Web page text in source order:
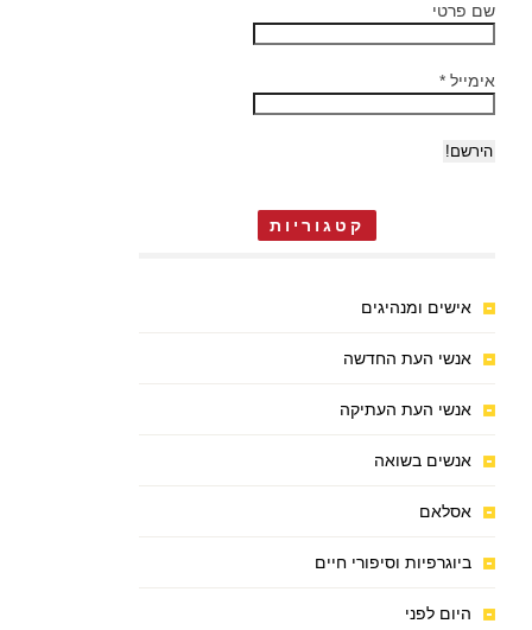
שם פרטי
אימייל *
קטגוריות
אישים ומנהיגים
אנשי העת החדשה
אנשי העת העתיקה
אנשים בשואה
אסלאם
ביוגרפיות וסיפורי חיים
היום לפני